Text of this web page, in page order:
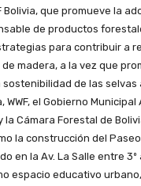
Bolivia, que promueve la
de productos
para contribuir a
madera, a la vez que
de las selvas
WWF, el Gobierno
la Cámara Forestal de
la construcción del
en la Av. La Salle entre 3º
espacio educativo